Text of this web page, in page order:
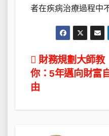
者在疾病治療過程中
文
章
財務規劃大師教
你：5年邁向財富
由